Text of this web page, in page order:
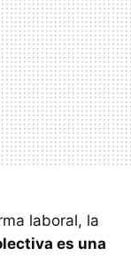
laboral, la
es una